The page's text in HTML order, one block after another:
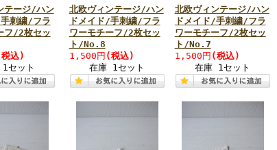
テージ/ハン
刺繍/フラ
フ/2枚セッ
込)
セット
北欧ヴィンテージ/ハン
ドメイド/手刺繍/フラ
ワーモチーフ/2枚セッ
ト/No.8
1,500円 (税込)
在庫 1セット
北欧ヴィンテージ/ハン
ドメイド/手刺繍/フラ
ワーモチーフ/2枚セッ
ト/No.7
1,500円 (税込)
在庫 1セット